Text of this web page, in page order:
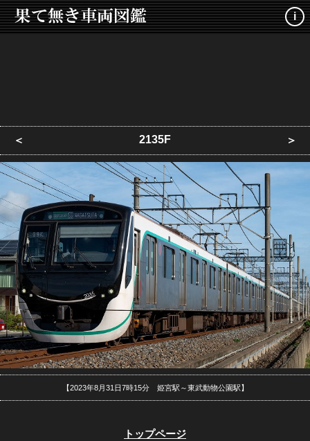
i
＜ 2135F ＞
【2023年8月31日7時15分 姫宮駅～東武動物公園駅】
トップページ